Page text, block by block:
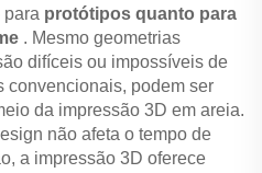
para protótipos quanto para
. Mesmo geometrias
difíceis ou impossíveis de
convencionais, podem ser
da impressão 3D em areia.
não afeta o tempo de
a impressão 3D oferece